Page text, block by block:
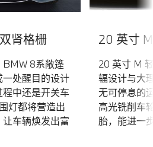
肾格栅
BMW 8系敞篷
处醒目的设计
中还是开关车
灯都将营造出
车辆焕发出富
20 英寸
20 英寸 M
辐设计与大
无可停息的
高光铣削车
胎，能进一